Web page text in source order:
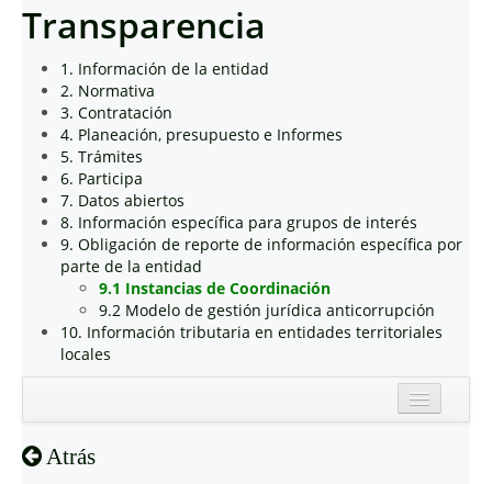
Transparencia
1. Información de la entidad
2. Normativa
3. Contratación
4. Planeación, presupuesto e Informes
5. Trámites
6. Participa
7. Datos abiertos
8. Información específica para grupos de interés
9. Obligación de reporte de información específica por
parte de la entidad
9.1 Instancias de Coordinación
9.2 Modelo de gestión jurídica anticorrupción
10. Información tributaria en entidades territoriales
locales
Atrás